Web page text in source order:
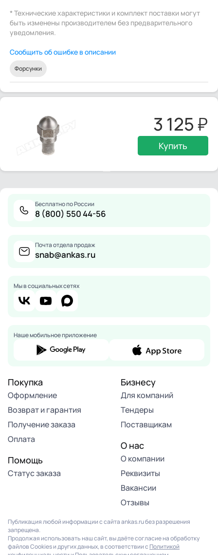
* Технические характеристики и комплект поставки могут
быть изменены производителем без предварительного
уведомления.
Сообщить об ошибке в описании
Форсунки
3 125
Купить
Бесплатно по России
8 (800) 550 44-56
Почта отдела продаж
snab@ankas.ru
Мы в социальных сетях
Наше мобильное приложение
Покупка
Оформление
Возврат и гарантия
Получение заказа
Оплата
Помощь
Статус заказа
Бизнесу
Для компаний
Тендеры
Поставщикам
О нас
О компании
Реквизиты
Вакансии
Отзывы
Публикация любой информации с сайта ankas.ru без разрешения
запрещена.
Продолжая использовать наш сайт, вы даёте согласие на обработку
файлов Cookies и других данных, в соответствии с Политикой